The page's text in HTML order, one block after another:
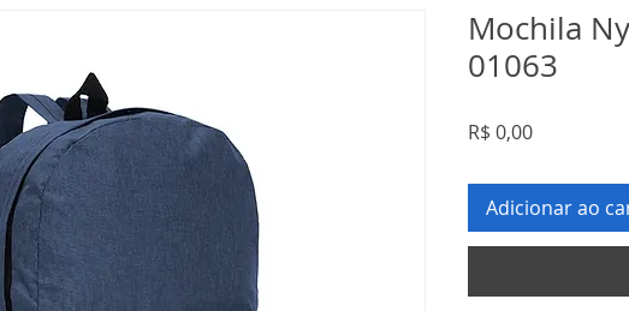
Mochila
01063
R$ 0,00Preço
Adicionar ao